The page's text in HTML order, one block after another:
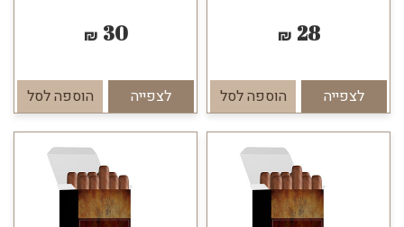
28
₪
לצפייה הוספה לסל
30
₪
לצפייה הוספה לסל